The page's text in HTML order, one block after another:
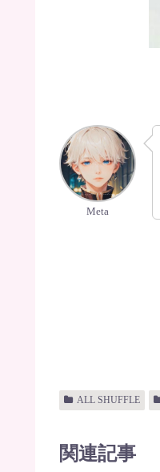
Meta
ALL SHUFFLE
関連記事